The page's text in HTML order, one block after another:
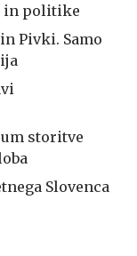
in politike
Pivki. Samo
storitve
Slovenca